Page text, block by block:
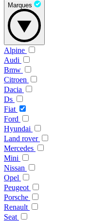
Marques
Alpine
Audi
Bmw
Citroen
Dacia
Ds
Fiat
Ford
Hyundai
Land rover
Mercedes
Mini
Nissan
Opel
Peugeot
Porsche
Renault
Seat